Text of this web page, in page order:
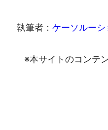
執筆者： ケーソルーシ
※本サイトのコンテ